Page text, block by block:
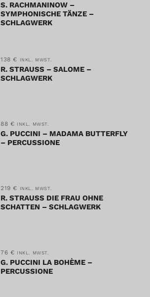
S. RACHMANINOW –
SYMPHONISCHE TÄNZE –
SCHLAGWERK
138 € INKL. MWST.
R. STRAUSS – SALOME –
SCHLAGWERK
88 € INKL. MWST.
G. PUCCINI – MADAMA BUTTERFLY
– PERCUSSIONE
219 € INKL. MWST.
R. STRAUSS DIE FRAU OHNE
SCHATTEN – SCHLAGWERK
76 € INKL. MWST.
G. PUCCINI LA BOHÈME –
PERCUSSIONE